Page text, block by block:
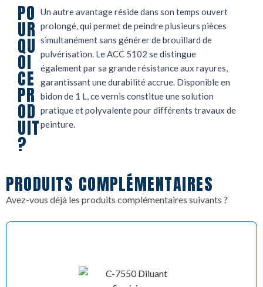
PO
UR
QU
OI
CE
PR
OD
UIT
?
Un autre avantage réside dans son temps ouvert
prolongé, qui permet de peindre plusieurs pièces
simultanément sans générer de brouillard de
pulvérisation. Le ACC 5102 se distingue
également par sa grande résistance aux rayures,
garantissant une durabilité accrue. Disponible en
bidon de 1 L, ce vernis constitue une solution
pratique et polyvalente pour différents travaux de
peinture.
PRODUITS COMPLÉMENTAIRES
Avez-vous déjà les produits complémentaires suivants ?